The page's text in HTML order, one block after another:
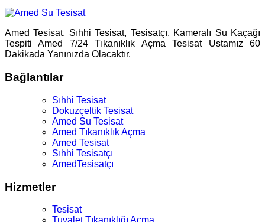
Amed Tesisat, Sıhhi Tesisat, Tesisatçı, Kameralı Su Kaçağı
Tespiti Amed 7/24 Tıkanıklık Açma Tesisat Ustamız 60
Dakikada Yanınızda Olacaktır.
Bağlantılar
Sıhhi Tesisat
Dokuzçeltik Tesisat
Amed Su Tesisat
Amed Tıkanıklık Açma
Amed Tesisat
Sıhhi Tesisatçı
AmedTesisatçı
Hizmetler
Tesisat